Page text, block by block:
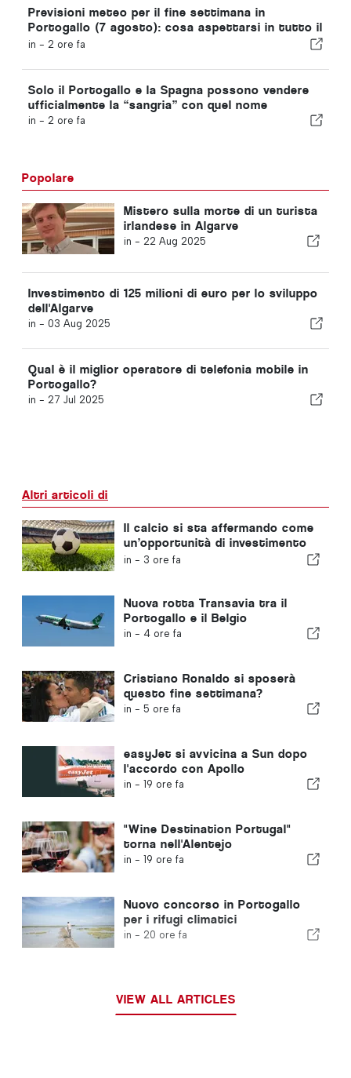
Previsioni meteo per il fine settimana in
Portogallo (7 agosto): cosa aspettarsi in tutto il
Portogallo questo fine settimana
in - 2 ore fa
Solo il Portogallo e la Spagna possono vendere
ufficialmente la “sangria” con quel nome
in - 2 ore fa
Popolare
Mistero sulla morte di un turista
irlandese in Algarve
in - 22 Aug 2025
Investimento di 125 milioni di euro per lo sviluppo
dell'Algarve
in - 03 Aug 2025
Qual è il miglior operatore di telefonia mobile in
Portogallo?
in - 27 Jul 2025
Altri articoli di
Il calcio si sta affermando come
un’opportunità di investimento
in crescita in tutta Europa
in - 3 ore fa
Nuova rotta Transavia tra il
Portogallo e il Belgio
in - 4 ore fa
Cristiano Ronaldo si sposerà
questo fine settimana?
in - 5 ore fa
easyJet si avvicina a Sun dopo
l'accordo con Apollo
in - 19 ore fa
"Wine Destination Portugal"
torna nell'Alentejo
in - 19 ore fa
Nuovo concorso in Portogallo
per i rifugi climatici
in - 20 ore fa
VIEW ALL ARTICLES